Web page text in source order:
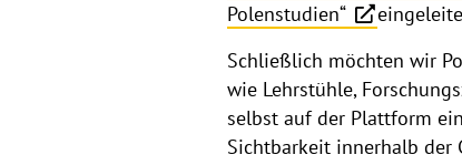
Polenstudien“
Schließlich möchten wir
wie Lehrstühle,
selbst auf der Plattform
Sichtbarkeit innerhalb der